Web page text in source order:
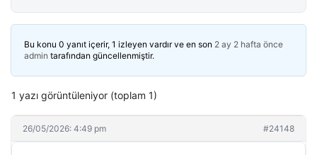
Bu konu 0 yanıt içerir, 1 izleyen vardır ve en son 2 ay 2 hafta önce
admin tarafından güncellenmiştir.
1 yazı görüntüleniyor (toplam 1)
26/05/2026: 4:49 pm #24148